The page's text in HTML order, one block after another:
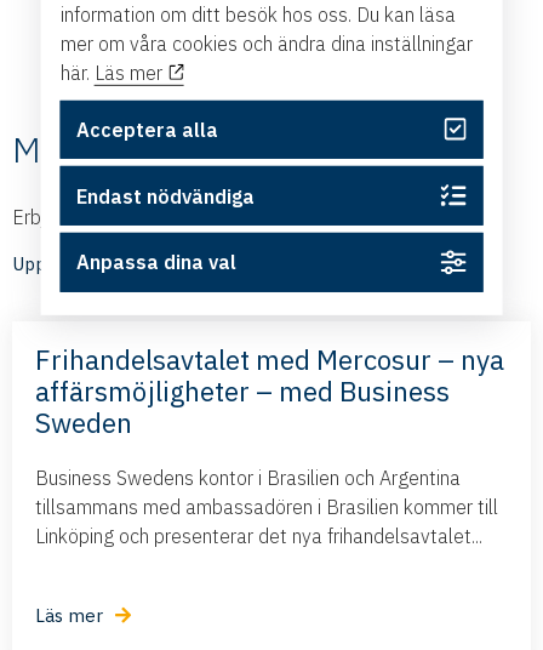
Medlemmarnas nyheter
Erbjudanden och nyheter från våra medlemmar
Upptäck medlemmarnas nyheter
Frihandelsavtalet med Mercosur – nya
affärsmöjligheter – med Business
Sweden
Business Swedens kontor i Brasilien och Argentina
tillsammans med ambassadören i Brasilien kommer till
Linköping och presenterar det nya frihandelsavtalet...
Läs mer
information om ditt besök hos oss. Du kan läsa
mer om våra cookies och ändra dina inställningar
här. Läs mer
Acceptera alla
Endast nödvändiga
Anpassa dina val